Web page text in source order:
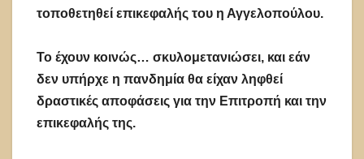
τοποθετηθεί επικεφαλής του η Αγγελοπούλου.
Το έχουν κοινώς… σκυλομετανιώσει, και εάν
δεν υπήρχε η πανδημία θα είχαν ληφθεί
δραστικές αποφάσεις για την Επιτροπή και την
επικεφαλής της.